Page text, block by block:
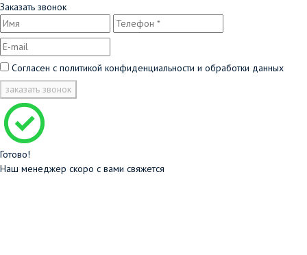
Заказать звонок
Согласен с политикой конфиденциальности и обработки данных
заказать звонок
Готово!
Наш менеджер скоро с вами свяжется